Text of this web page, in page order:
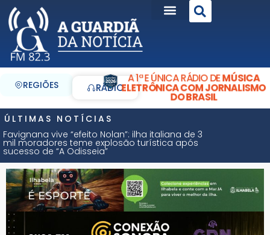
REGIÕES RÁDIO
A 1ª E ÚNICA RÁDIO DEMÚSICA
ELETRÔNICA COM JORNALISMO
DO BRASIL
ÚLTIMAS NOTÍCIAS
Favignana vive “efeito Nolan”: ilha italiana de 3
mil moradores teme explosão turística após
sucesso de “A Odisseia”